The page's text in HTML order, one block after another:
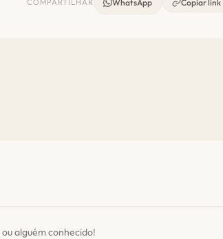
COMPARTILHAR WhatsApp Copiar link
alguém conhecido!